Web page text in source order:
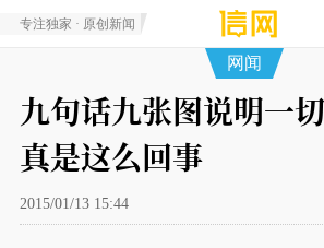
专注独家 · 原创新闻
网闻
九句话九张图说明一
真是这么回事
2015/01/13 15:44